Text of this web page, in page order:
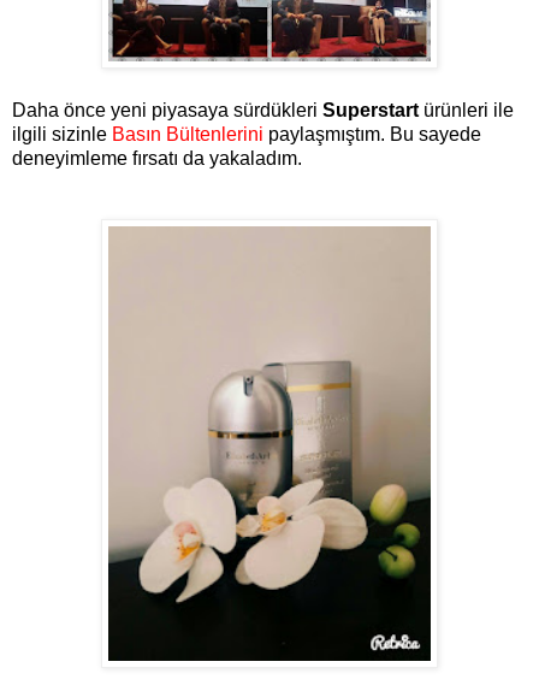
Daha önce yeni piyasaya sürdükleri Superstart ürünleri ile
ilgili sizinle Basın Bültenlerini paylaşmıştım. Bu sayede
deneyimleme fırsatı da yakaladım.